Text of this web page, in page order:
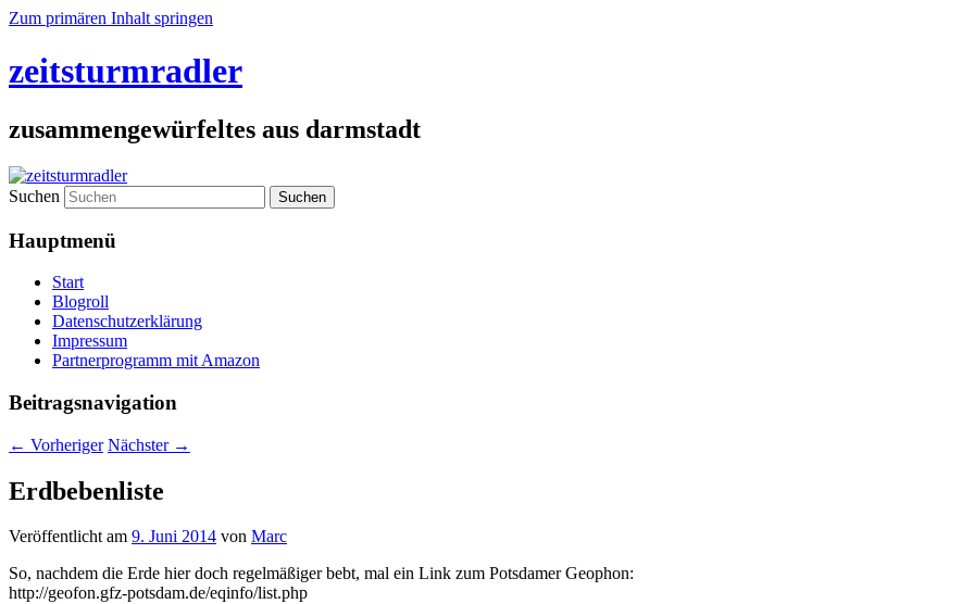
Zum primären Inhalt springen
zeitsturmradler
zusammengewürfeltes aus darmstadt
Suchen
Hauptmenü
Start
Blogroll
Datenschutzerklärung
Impressum
Partnerprogramm mit Amazon
Beitragsnavigation
← Vorheriger Nächster →
Erdbebenliste
Veröffentlicht am 9. Juni 2014 von Marc
So, nachdem die Erde hier doch regelmäßiger bebt, mal ein Link zum Potsdamer Geophon:
http://geofon.gfz-potsdam.de/eqinfo/list.php